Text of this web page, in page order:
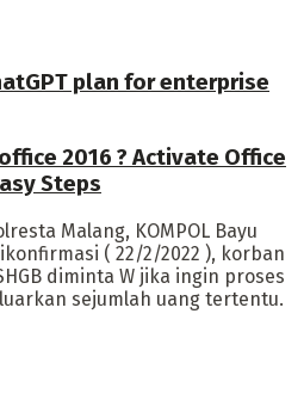
plan for enterprise
2016 ? Activate Office
Steps
Malang, KOMPOL Bayu
( 22/2/2022 ), korban
diminta W jika ingin proses
sejumlah uang tertentu.